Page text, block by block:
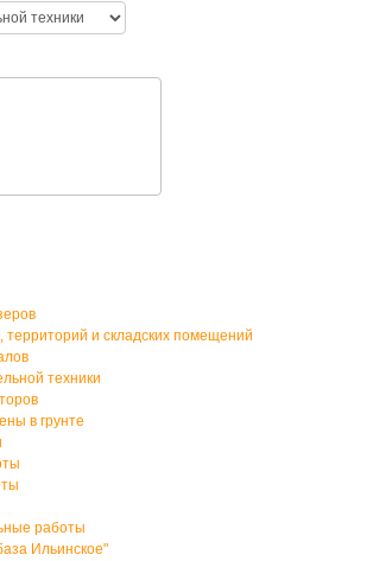
и складских помещений
техники
в грунте
работы
Ильинское"